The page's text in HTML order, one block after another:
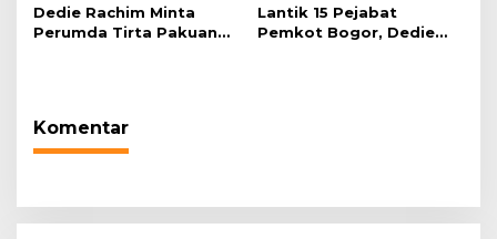
Dedie Rachim Minta
Perumda Tirta Pakuan
Lantik 15 Pejabat
Pemkot Bogor, Dedie
Komentar